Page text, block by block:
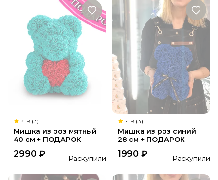
4.9 (3)
Мишка из роз мятный
40 см + ПОДАРОК
2990 ₽ Раскупили
4.9 (3)
Мишка из роз синий
28 см + ПОДАРОК
1990 ₽ Раскупили